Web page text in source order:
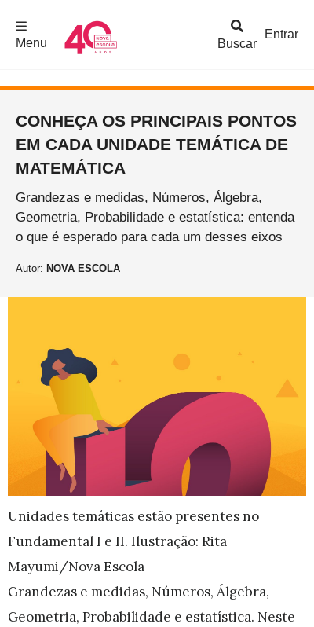
Buscar
Menu
Entrar
CONHEÇA OS PRINCIPAIS PONTOS
EM CADA UNIDADE TEMÁTICA DE
MATEMÁTICA
Grandezas e medidas, Números, Álgebra,
Geometria, Probabilidade e estatística: entenda
o que é esperado para cada um desses eixos
Autor: NOVA ESCOLA
Unidades temáticas estão presentes no
Fundamental I e II. Ilustração: Rita
Mayumi/Nova Escola
Grandezas e medidas, Números, Álgebra,
Geometria, Probabilidade e estatística. Neste